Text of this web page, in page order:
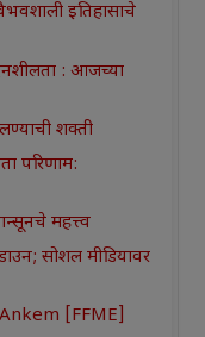
वैभवशाली इतिहासाचे
: आजच्या
शक्ती
परिणाम:
महत्त्व
सोशल मीडियावर
Ankem [FFME]